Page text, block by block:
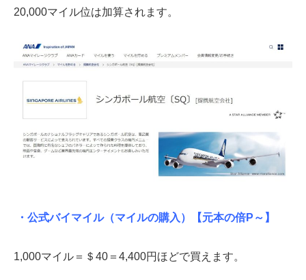
20,000マイル位は加算されます。
・公式バイマイル（マイルの購入） 【元本の倍P～】
1,000マイル＝＄40＝4,400円ほどで買えます。